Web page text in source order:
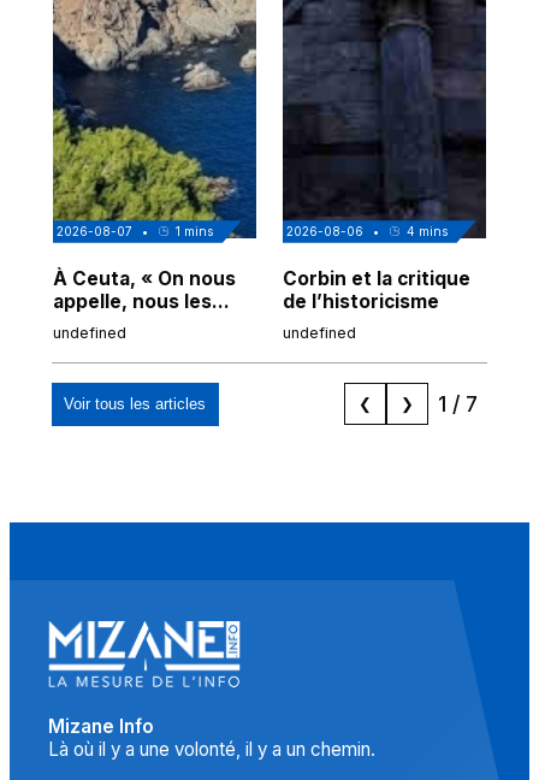
2026-08-07 • 1 mins
À Ceuta, « On nous
appelle, nous les
Espagnols d'origine
"musulmans"»
undefined
2026-08-06 • 4 mins
Corbin et la critique
de l’historicisme
undefined
Voir tous les articles ❮ ❯ 1 / 7
Mizane Info
Là où il y a une volonté, il y a un chemin.